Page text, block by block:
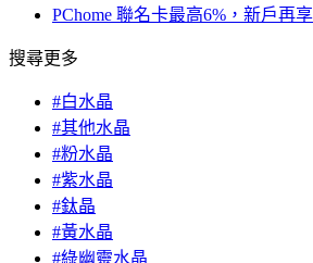
PChome 聯名卡最高6%，新戶再
搜尋更多
#白水晶
#其他水晶
#粉水晶
#紫水晶
#鈦晶
#黃水晶
#綠幽靈水晶